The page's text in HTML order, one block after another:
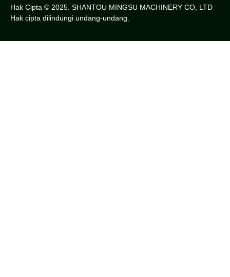
Hak Cipta © 2025. SHANTOU MINGSU MACHINERY CO, LTD
Hak cipta dilindungi undang-undang.